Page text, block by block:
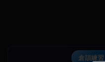
倉頡練習